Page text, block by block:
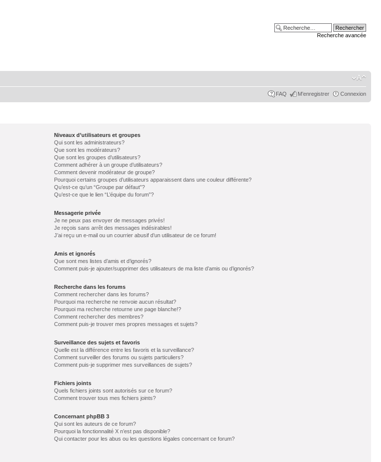
Recherche avancée
FAQ M’enregistrer Connexion
Niveaux d’utilisateurs et groupes
Qui sont les administrateurs?
Que sont les modérateurs?
Que sont les groupes d’utilisateurs?
Comment adhérer à un groupe d’utilisateurs?
Comment devenir modérateur de groupe?
Pourquoi certains groupes d’utilisateurs apparaissent dans une couleur différente?
Qu’est-ce qu’un “Groupe par défaut”?
Qu’est-ce que le lien “L’équipe du forum”?
Messagerie privée
Je ne peux pas envoyer de messages privés!
Je reçois sans arrêt des messages indésirables!
J’ai reçu un e-mail ou un courrier abusif d’un utilisateur de ce forum!
Amis et ignorés
Que sont mes listes d’amis et d’ignorés?
Comment puis-je ajouter/supprimer des utilisateurs de ma liste d’amis ou d’ignorés?
Recherche dans les forums
Comment rechercher dans les forums?
Pourquoi ma recherche ne renvoie aucun résultat?
Pourquoi ma recherche retourne une page blanche!?
Comment rechercher des membres?
Comment puis-je trouver mes propres messages et sujets?
Surveillance des sujets et favoris
Quelle est la différence entre les favoris et la surveillance?
Comment surveiller des forums ou sujets particuliers?
Comment puis-je supprimer mes surveillances de sujets?
Fichiers joints
Quels fichiers joints sont autorisés sur ce forum?
Comment trouver tous mes fichiers joints?
Concernant phpBB 3
Qui sont les auteurs de ce forum?
Pourquoi la fonctionnalité X n’est pas disponible?
Qui contacter pour les abus ou les questions légales concernant ce forum?